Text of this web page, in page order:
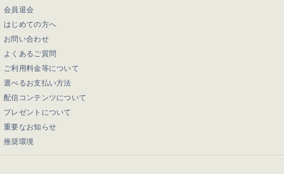
会員退会
はじめての方へ
お問い合わせ
よくあるご質問
ご利用料金等について
選べるお支払い方法
配信コンテンツについて
プレゼントについて
重要なお知らせ
推奨環境